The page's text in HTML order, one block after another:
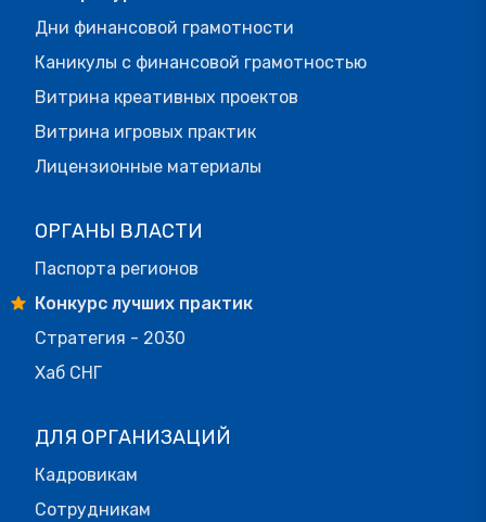
Дни финансовой грамотности
Каникулы с финансовой грамотностью
Витрина креативных проектов
Витрина игровых практик
Лицензионные материалы
ОРГАНЫ ВЛАСТИ
Паспорта регионов
Конкурс лучших практик
Стратегия - 2030
Хаб СНГ
ДЛЯ ОРГАНИЗАЦИЙ
Кадровикам
Сотрудникам